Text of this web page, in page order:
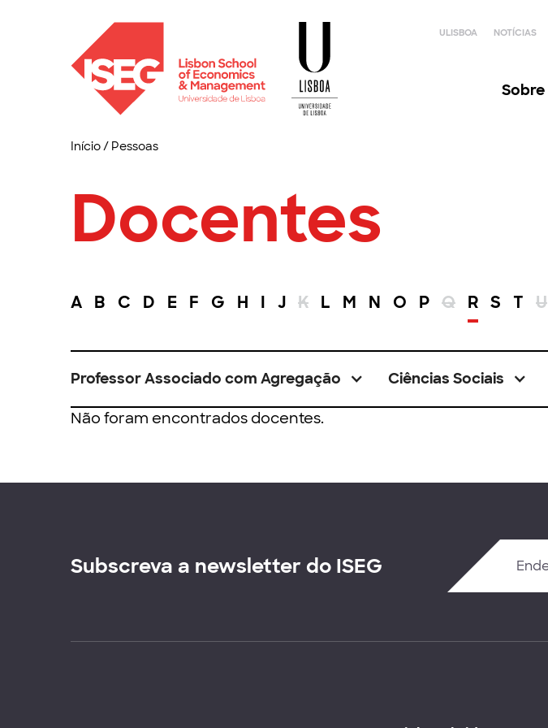
ULISBOA NOTÍCIAS
Sobre
Início/ Pessoas
Docentes
A B C D E F G H I J K L M N O P Q R S T U
Professor Associado com Agregação Ciências Sociais
Não foram encontrados docentes.
Subscreva a newsletter do ISEG